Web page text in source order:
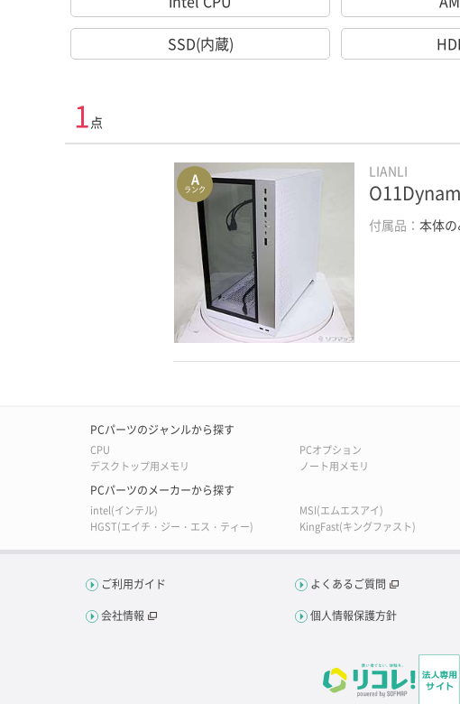
SSD(内蔵)
1 点
A
ランク
LIANLI
付属品：本体の
PCパーツのジャンルから探す
CPU PCオプション
デスクトップ用メモリ
ノート用メモリ
PCパーツのメーカーから探す
intel(インテル) MSI(エムエスアイ)
HGST(エイチ・ジー・エス・ティー)
KingFast(キングファスト)
ご利用ガイド よくあるご質問
会社情報
個人情報保護方針